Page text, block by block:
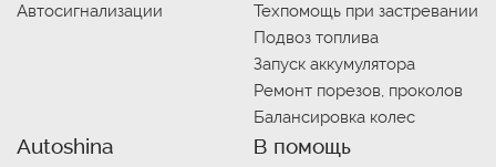
Автосигнализации
Техпомощь при застревании
Подвоз топлива
Запуск аккумулятора
Ремонт порезов, проколов
Балансировка колес
Autoshina В помощь